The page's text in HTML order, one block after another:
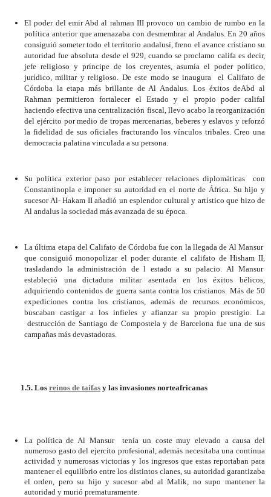
El poder del emir Abd al rahman III provoco un cambio de rumbo en la
política anterior que amenazaba con desmembrar al Andalus. En 20 años
consiguió someter todo el territorio andalusí, freno el avance cristiano su
autoridad fue absoluta desde el 929, cuando se proclamo califa es decir,
jefe religioso y príncipe de los creyentes, asumía el poder político,
jurídico, militar y religioso. De este modo se inaugura
el Califato de
Córdoba la etapa más brillante de Al Andalus. Los éxitos deAbd al
Rahman permitieron fortalecer el Estado y el propio poder califal
haciendo efectiva una centralización fiscal, llevo acabo la reorganización
del ejército por medio de tropas mercenarias, beberes y eslavos y reforzó
la fidelidad de sus oficiales fracturando los vínculos tribales. Creo una
democracia palatina vinculada a su persona.
Su política exterior paso por establecer relaciones diplomáticas
con
Constantinopla e imponer su autoridad en el norte de África. Su hijo y
sucesor Al- Hakam II añadió un esplendor cultural y artístico que hizo de
Al andalus la sociedad más avanzada de su época.
La última etapa del Califato de Córdoba fue con la llegada de Al Mansur
que consiguió monopolizar el poder durante el califato de Hisham II,
trasladando la administración de l estado a su palacio. Al Mansur
estableció una dictadura militar asentada en los éxitos bélicos,
adquiriendo contenidos de guerra santa contra los cristianos. Más de 50
expediciones contra los cristianos, además de recursos económicos,
buscaban castigar a los infieles y afianzar su propio prestigio. La
destrucción de Santiago de Compostela y de Barcelona fue una de sus
campañas más devastadoras.
1.5. Los reinos de taifas y las invasiones norteafricanas
La política de Al Mansur
tenía un coste muy elevado a causa del
numeroso gasto del ejercito profesional, además necesitaba una continua
actividad y numerosas victorias y los ingresos que estas reportaban para
mantener el equilibrio entre los distintos clanes, su autoridad garantizaba
el orden, pero su hijo y sucesor abd al Malik, no supo mantener la
autoridad y murió prematuramente.